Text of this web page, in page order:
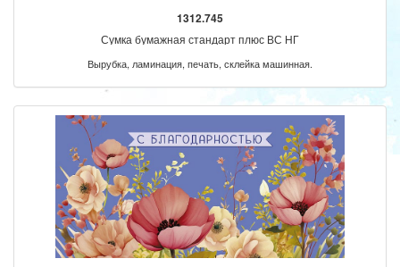
1312.745
Сумка бумажная стандарт плюс ВС НГ
Вырубка, ламинация, печать, склейка машинная.